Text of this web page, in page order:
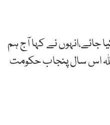
نے کہا آج ہم
اس سال پنجاب حکومت